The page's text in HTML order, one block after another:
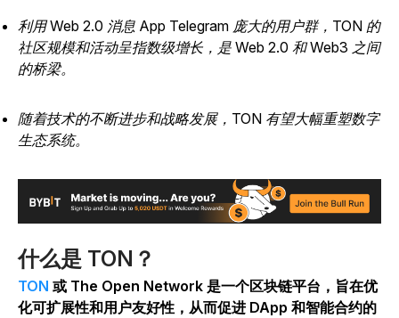
利用 Web 2.0 消息 App Telegram 庞大的用户群，TON 的
社区规模和活动呈指数级增长，是 Web 2.0 和 Web3 之间
的桥梁。
随着技术的不断进步和战略发展，TON 有望大幅重塑数字
生态系统。
什么是 TON？
TON 或 The Open Network 是一个区块链平台，旨在优
化可扩展性和用户友好性，从而促进 DApp 和智能合约的